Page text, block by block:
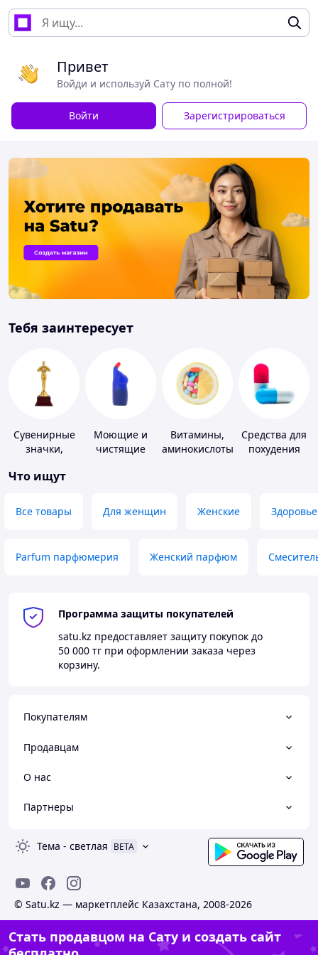
Привет
Войди и используй Сату по полной!
Войти Зарегистрироваться
Тебя заинтересует
Сувенирные
значки,
Моющие и
чистящие
Витамины,
аминокислоты
Средства для
похудения
Что ищут
Все товары Для женщин Женские Здоровье
Parfum парфюмерия Женский парфюм
Программа защиты покупателей
satu.kz предоставляет защиту покупок до
50 000 тг при оформлении заказа через
корзину.
Покупателям
Продавцам
О нас
Партнеры
Тема - светлая BETA
© Satu.kz — маркетплейс Казахстана, 2008-2026
Стать продавцом на Сату и создать сайт